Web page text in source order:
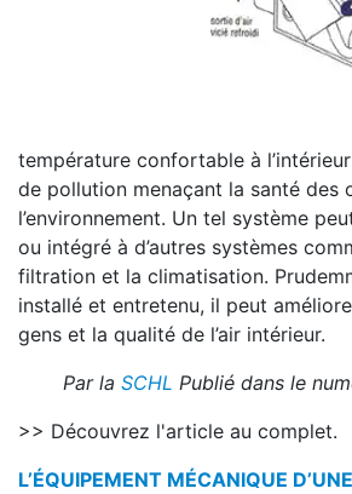
température confortable à
de pollution menaçant la santé des
l’environnement. Un tel système
ou intégré à d’autres systèmes
filtration et la climatisation.
installé et entretenu, il peut
gens et la qualité de l’air intérieur.
Par la SCHL Publié dans le
>> Découvrez l'article au complet.
L’ÉQUIPEMENT MÉCANIQUE